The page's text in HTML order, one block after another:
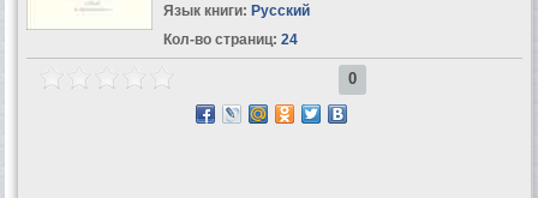
Язык книги: Русский
Кол-во страниц: 24
0